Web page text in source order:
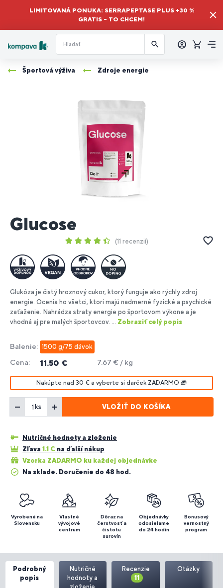
LIMITOVANÁ PONUKA: SERRAPEPTASE PLUS +30 %
GRATIS – TO CHCEM!
sa
Košík
Športová výživa Zdroje energie
Glucose
11 recenzií
Glukóza je čistý hroznový cukor, ktorý funguje ako rýchly zdroj
energie. Ocenia ho všetci, ktorí majú nadmerné fyzické a psychické
zaťaženie. Nahrádza straty energie po športovom výkone a je
vhodná aj pre malých športovcov. ... Zobraziť celý popis
Balenie: 1500 g/75 dávok
Cena: 11.50 € 7.67 € / kg
Nakúpte nad 30 € a vyberte si darček ZADARMO 🎁
ks VLOŽIŤ DO KOŠÍKA
Nutričné hodnoty a zloženie
Zľava 1.1 € na ďalší nákup
Vzorka ZADARMO ku každej objednávke
Na sklade. Doručenie do 48 hod.
Vyrobené na
Slovensku
Vlastné
vývojové
centrum
Dôraz na
čerstvosť a
čistotu
surovín
Objednávky
odosielame
do 24 hodín
Bonusový
vernostný
program
Podrobný
popis
Nutričné
hodnoty a
Recenzie
11
Otázky